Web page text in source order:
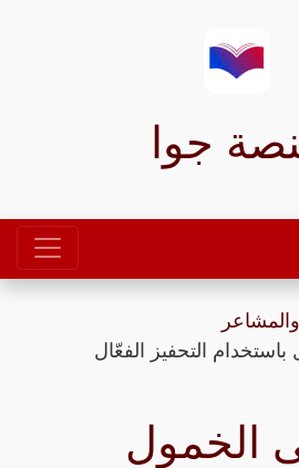
جوا
التحفيز الفعّال
الخمول